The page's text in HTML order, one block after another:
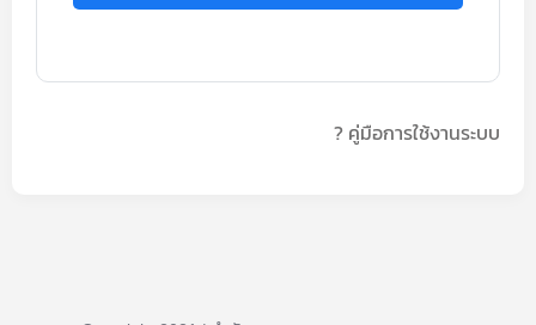
? คู่มือการใช้งานระบบ